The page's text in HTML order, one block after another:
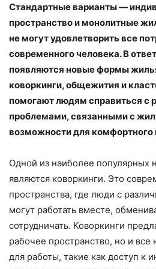
Стандартные варианты —
пространство и монолитные
не могут удовлетворить все
современного человека. В
появляются новые формы
коворкинги, общежития и
помогают людям справиться с
проблемами, связанными с
возможности для
Одной из наиболее популярных
являются коворкинги. Это
пространства, где люди с
могут работать вместе,
сотрудничать. Коворкинги
рабочее пространство, но и
для работы, такие как доступ к